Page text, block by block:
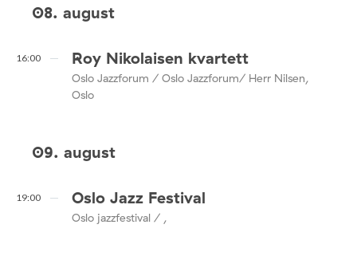
08. august
16:00 Roy Nikolaisen kvartett
Oslo Jazzforum / Oslo Jazzforum/ Herr Nilsen,
Oslo
09. august
19:00 Oslo Jazz Festival
Oslo jazzfestival / ,